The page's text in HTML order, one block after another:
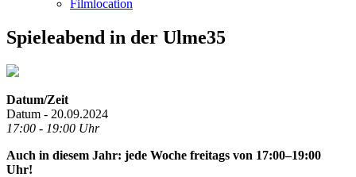
Filmlocation
Spieleabend in der Ulme35
Datum/Zeit
Datum - 20.09.2024
17:00 - 19:00 Uhr
Auch in diesem Jahr: jede Woche freitags von 17:00–19:00
Uhr!